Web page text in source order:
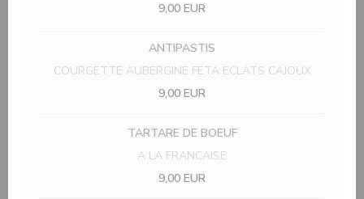
9,00 EUR
ANTIPASTIS
COURGETTE AUBERGINE FETA ECLATS CAJOUX
9,00 EUR
TARTARE DE BOEUF
A LA FRANCAISE
9,00 EUR